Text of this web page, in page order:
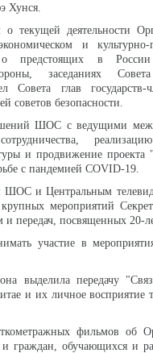
Хунся.
о текущей деятельности
и культурно-
о предстоящих в
заседаниях
Совета глав
советов безопасности.
ШОС с ведущими
и продвижение проекта
с пандемией COVID-19.
ШОС и Центральным
мероприятий
и передач, посвященных
участие в
выделила передачу
и их личное восприятие
фильмов об
и граждан, обучающихся и